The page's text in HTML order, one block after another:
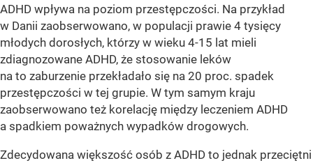
ADHD wpływa na poziom przestępczości. Na przykład
w Danii zaobserwowano, w populacji prawie 4 tysięcy
młodych dorosłych, którzy w wieku 4-15 lat mieli
zdiagnozowane ADHD, że stosowanie leków
na to zaburzenie przekładało się na 20 proc. spadek
przestępczości w tej grupie. W tym samym kraju
zaobserwowano też korelację między leczeniem ADHD
a spadkiem poważnych wypadków drogowych.
Zdecydowana większość osób z ADHD to jednak przeciętni